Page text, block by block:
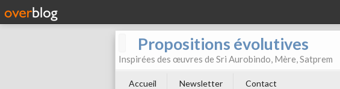
Propositions évolutives
Inspirées des œuvres de Sri Aurobindo, Mère, Satprem
Accueil Newsletter Contact